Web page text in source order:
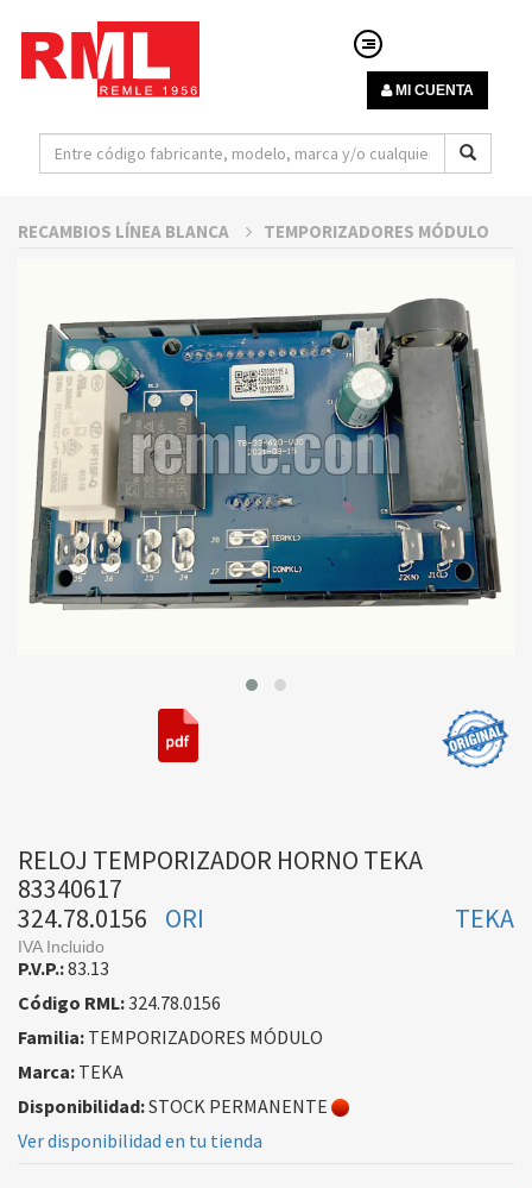
MI CUENTA
RECAMBIOS LÍNEA BLANCA TEMPORIZADORES MÓDULO
RELOJ TEMPORIZADOR HORNO TEKA
83340617
324.78.0156
TEKA
ORI
IVA Incluido
P.V.P.:83.13
Código RML:324.78.0156
Familia: TEMPORIZADORES MÓDULO
Marca: TEKA
Disponibilidad:STOCK PERMANENTE
Ver disponibilidad en tu tienda